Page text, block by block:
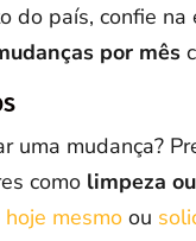
do país, confie na
por mês
uma mudança?
como limpeza
hoje mesmo ou